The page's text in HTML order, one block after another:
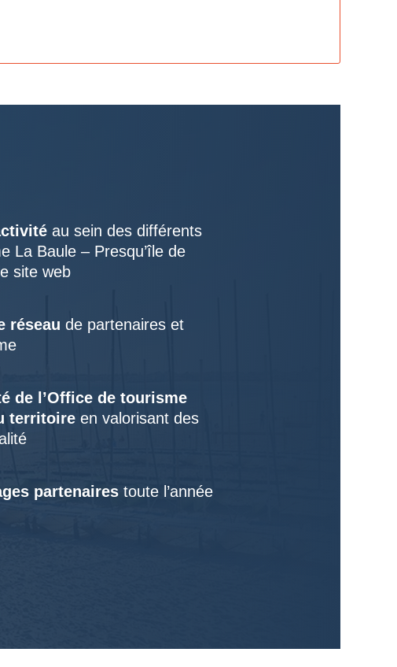
au sein des différents
La Baule – Presqu’île de
site web
réseau de partenaires et
de l’Office de tourisme
territoireen valorisant des
partenaires toute l’année